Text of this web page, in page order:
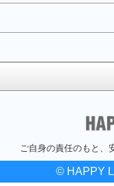
ご自身の責任のもと、
© HAPPY